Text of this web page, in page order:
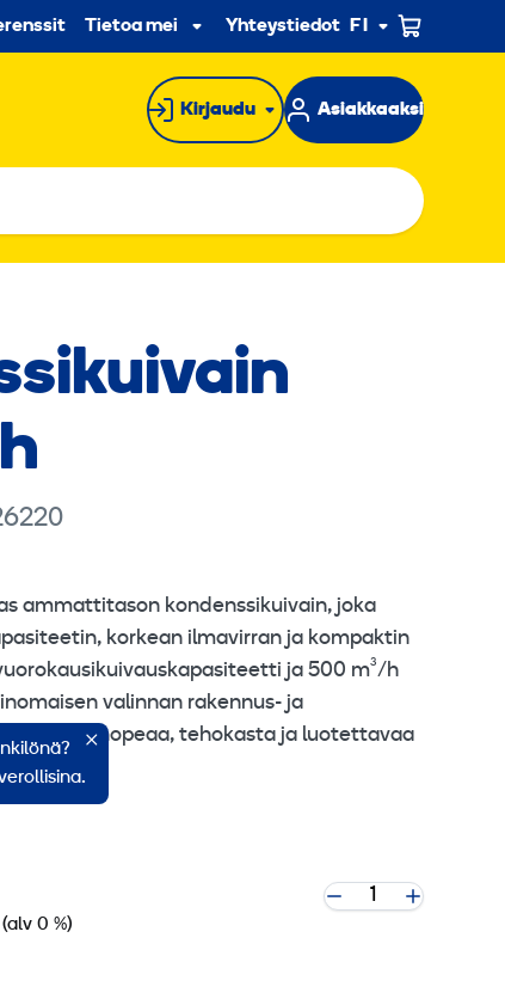
Tietoa meistäAlavalikko
Yhteystiedot FI
Kirjaudu Asiakkaaksi
ammattitason kondenssikuivain, joka
korkean ilmavirran ja kompaktin
ja 500 m³/h
valinnan rakennus- ja
tarvitaan nopeaa, tehokasta ja luotettavaa
(alv 0 %)